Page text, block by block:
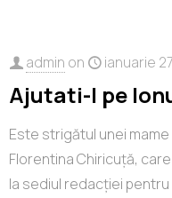
admin on ianuarie
Ajutati-l pe
Este strigătul unei
Florentina Chiricuţă,
la sediul redacţiei